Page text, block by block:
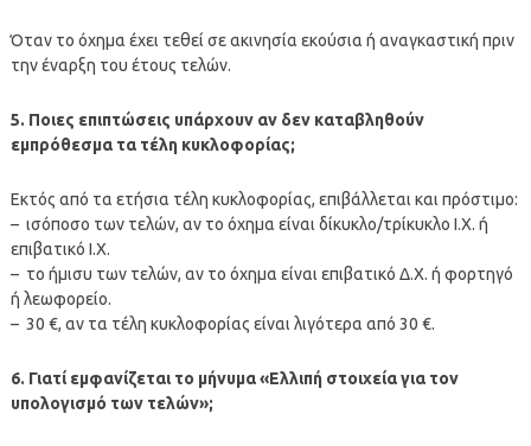
Όταν το όχημα έχει τεθεί σε ακινησία εκούσια ή αναγκαστική πριν
την έναρξη του έτους τελών.
5. Ποιες επιπτώσεις υπάρχουν αν δεν καταβληθούν
εμπρόθεσμα τα τέλη κυκλοφορίας;
Εκτός από τα ετήσια τέλη κυκλοφορίας, επιβάλλεται και πρόστιμο:
– ισόποσο των τελών, αν το όχημα είναι δίκυκλο/τρίκυκλο Ι.Χ. ή
επιβατικό Ι.Χ.
– το ήμισυ των τελών, αν το όχημα είναι επιβατικό Δ.Χ. ή φορτηγό
ή λεωφορείο.
– 30 €, αν τα τέλη κυκλοφορίας είναι λιγότερα από 30 €.
6. Γιατί εμφανίζεται το μήνυμα «Ελλιπή στοιχεία για τον
υπολογισμό των τελών»;